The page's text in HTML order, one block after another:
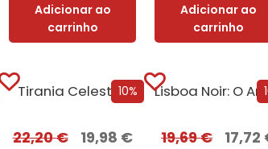
Adicionar ao
carrinho
Adicionar ao
carrinho
10%
Tirania Celestial
22,20€ 19,98 € 19,69€ 17,72